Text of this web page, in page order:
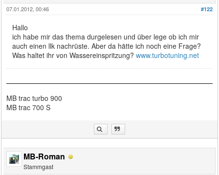
#122
07.01.2012, 00:46
Hallo
ich habe mir das thema durgelesen und über lege ob ich mir
auch einen llk nachrüste. Aber da hätte ich noch eine Frage?
Was haltet ihr von Wassereinspritzung?www.turbotuning.net
MB trac turbo 900
MB trac 700 S
MB-Roman
Stammgast